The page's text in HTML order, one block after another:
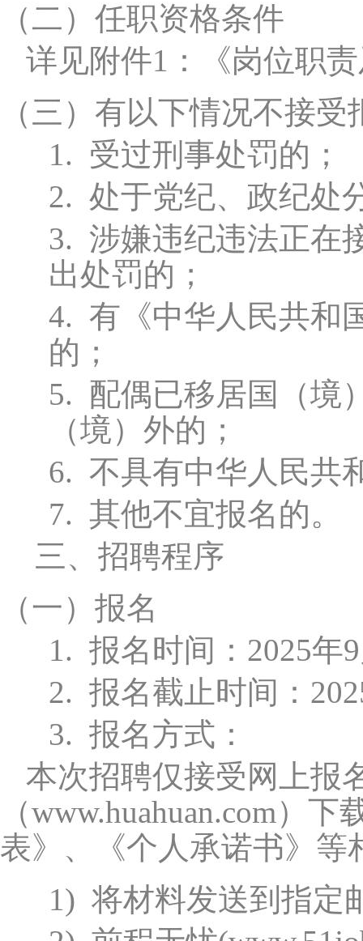
（二） 任职资格条件
详见附件1：《岗位职
（三） 有以下情况不接受
1. 受过刑事处罚的；
2. 处于党纪、政纪处
3. 涉嫌违纪违法正在
出处罚的；
4. 有《中华人民共和
的；
5. 配偶已移居国（境
（境）外的；
6. 不具有中华人民共
7. 其他不宜报名的。
三、招聘程序
（一） 报名
1. 报名时间：2025年
2. 报名截止时间：
3. 报名方式：
本次招聘仅接受网上报
（www.huahuan.com） 下
表》、《个人承诺书》等
1) 将材料发送到指定